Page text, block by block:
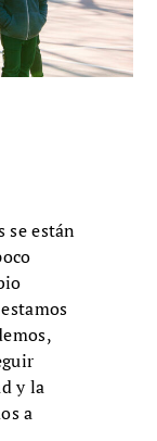
se están
y la
a